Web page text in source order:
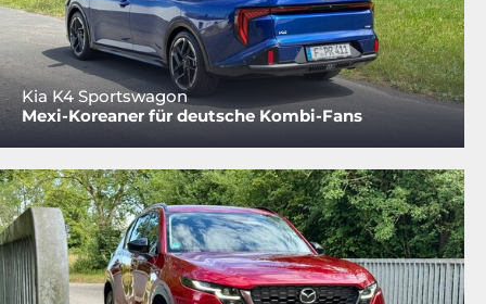
Kia K4 Sportswagon
Mexi-Koreaner für deutsche Kombi-Fans